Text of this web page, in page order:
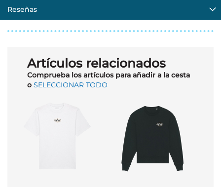
Reseñas
Artículos relacionados
Comprueba los artículos para añadir a la cesta
o SELECCIONAR TODO